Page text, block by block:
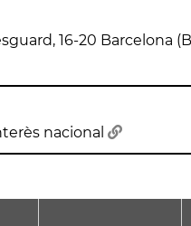
16-20 Barcelona
nacional